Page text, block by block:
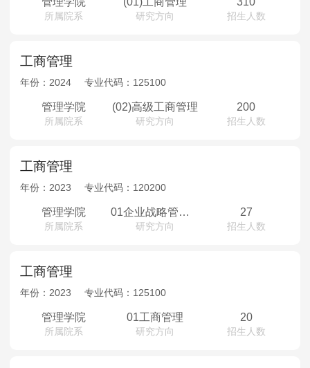
所属院系 研究方向 招生人数
工商管理
年份： 2024 专业代码： 125100
管理学院
所属院系
(02)高级工商管理
研究方向
200
招生人数
工商管理
年份： 2023 专业代码： 120200
管理学院
所属院系
01企业战略管理； 02市场营销管理； 03组织行为与人力资源管理； 04财务与金融管理及金融工程； 05会计学； 06财税金融管理； 07创新管理与创业管理； 08知识产权战略与管理
研究方向
27
招生人数
工商管理
年份： 2023 专业代码： 125100
管理学院
所属院系
01工商管理
研究方向
20
招生人数